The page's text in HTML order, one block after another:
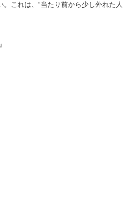
これは、“当たり前から少し外れた人